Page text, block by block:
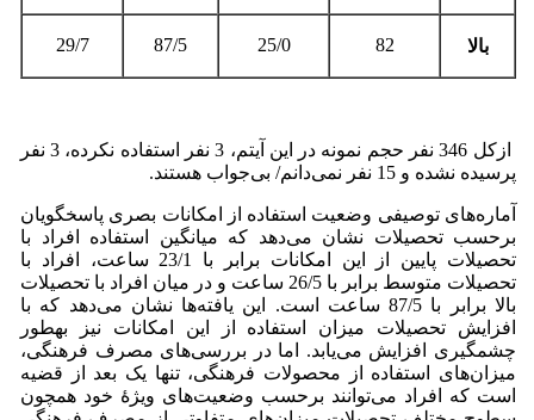
بالا 82
25/0
87/5
29/7
ازکل 346 نفر حجم نمونه در این آیتم، 3 نفر استفاده نکرده، 3 نفر
پرسیده نشده و 15 نفر نمی‌دانم/ بی‌جواب هستند.
آماره‌های توصیفی وضعیت استفاده از امکانات بصری پاسخگویان
برحسب تحصیلات نشان می‌دهد که میانگین استفاده افراد با
تحصیلات پایین از این امکانات برابر با 23/1 ساعت، افراد با
تحصیلات متوسط برابر با 26/5 ساعت و در میان افراد با تحصیلات
بالا برابر با 87/5 ساعت است. این یافته‌ها نشان می‌دهد که با
افزایش تحصیلات میزان استفاده از این امکانات نیز به­طور
چشمگیری افزایش می‌یابد. اما در بررسی‌های مصرف فرهنگی،
میزان‌های استفاده از محصولات فرهنگی، تنها یک بعد از قضیه
است که افراد می‌توانند برحسب وضعیت‌های ویژۀ خود همچون